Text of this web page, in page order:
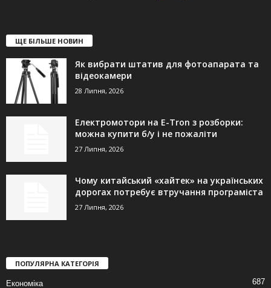
ЩЕ БІЛЬШЕ НОВИН
Як вибрати штатив для фотоапарата та
відеокамери
28 Липня, 2026
Електромотори на E-Tron з розборки:
можна купити б/у і не пожаліти
27 Липня, 2026
Чому китайський «хайтек» на українських
дорогах потребує втручання програміста
27 Липня, 2026
ПОПУЛЯРНА КАТЕГОРІЯ
Економіка 687